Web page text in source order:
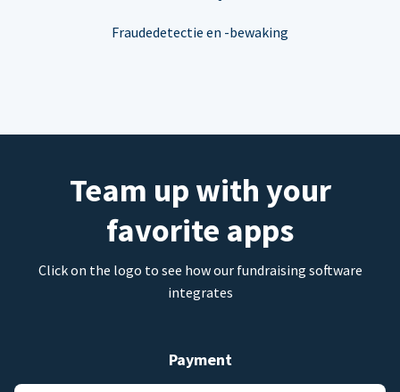
Fraudedetectie en -bewaking
Team up with your
favorite apps
Click on the logo to see how our fundraising software
integrates
Payment